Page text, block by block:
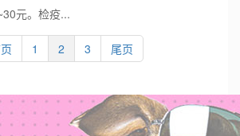
元。检疫...
1 2 3 尾页